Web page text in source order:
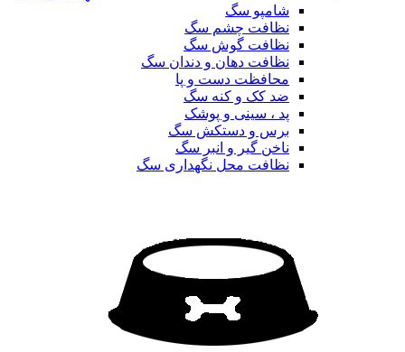
شامپو سگ
نظافت چشم سگ
نظافت گوش سگ
نظافت دهان و دندان سگ
محافظت دست و پا
ضد کک و کنه سگ
پد ، سینی و پوشک
برس و دستکش سگ
ناخن گیر و انبر سگ
نظافت محل نگهداری سگ